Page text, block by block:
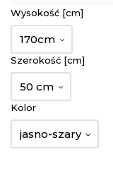
Wysokość [cm]
170cm
Szerokość [cm]
50 cm
Kolor
jasno-szary